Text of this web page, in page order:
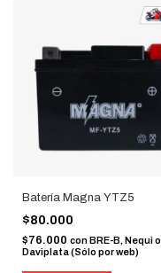
Batería Magna YTZ5
$80.000
$76.000 conBRE-B, Nequi o
Daviplata (Sólo por web)